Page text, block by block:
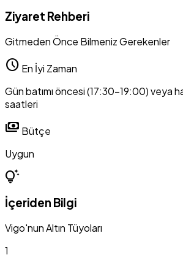
Ziyaret Rehberi
Gitmeden Önce Bilmeniz Gerekenler
schedule En İyi Zaman
Gün batımı öncesi (17:30-19:00) veya
saatleri
payments Bütçe
Uygun
tips_and_updates
İçeriden Bilgi
Vigo'nun Altın Tüyoları
1